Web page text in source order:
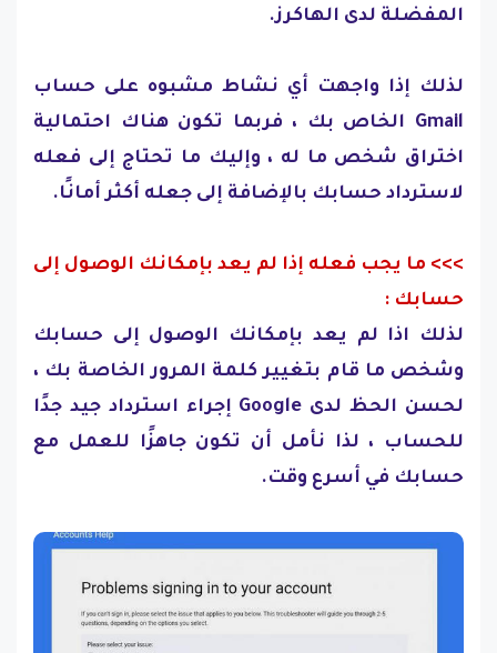
المفضلة لدى الهاكرز.
لذلك إذا واجهت أي نشاط مشبوه على حساب
Gmail الخاص بك ، فربما تكون هناك احتمالية
اختراق شخص ما له ، وإليك ما تحتاج إلى فعله
لاسترداد حسابك بالإضافة إلى جعله أكثر أمانًا.
>>> ما يجب فعله إذا لم يعد بإمكانك الوصول إلى
حسابك :
لذلك اذا لم يعد بإمكانك الوصول إلى حسابك
وشخص ما قام بتغيير كلمة المرور الخاصة بك ،
لحسن الحظ لدى Google إجراء استرداد جيد جدًا
للحساب ، لذا نأمل أن تكون جاهزًا للعمل مع
حسابك في أسرع وقت.